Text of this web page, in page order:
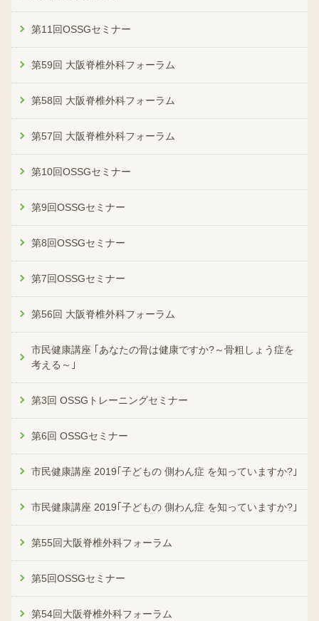
第11回OSSGセミナー
第59回 大阪脊椎外科フォーラム
第58回 大阪脊椎外科フォーラム
第57回 大阪脊椎外科フォーラム
第10回OSSGセミナー
第9回OSSGセミナー
第8回OSSGセミナー
第7回OSSGセミナー
第56回 大阪脊椎外科フォーラム
市民健康講座 ｢あなたの骨は健康ですか?～骨粗しょう症を
考える～｣
第3回 OSSGトレーニングセミナー
第6回 OSSGセミナー
市民健康講座 2019｢子どもの 側わん症 を知っていますか?｣
市民健康講座 2019｢子どもの 側わん症 を知っていますか?｣
第55回大阪脊椎外科フォーラム
第5回OSSGセミナー
第54回大阪脊椎外科フォーラム